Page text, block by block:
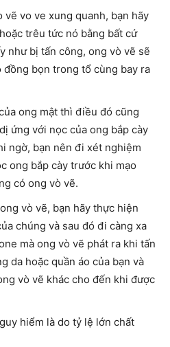
vẽ vo ve xung quanh, bạn hãy
trêu tức nó bằng bất cứ
như bị tấn công, ong vò vẽ sẽ
đồng bọn trong tổ cùng bay ra
ong mật thì điều đó cũng
ứng với nọc của ong bắp cày
ngờ, bạn nên đi xét nghiệm
ong bắp cày trước khi mạo
có ong vò vẽ.
vò vẽ, bạn hãy thực hiện
chúng và sau đó đi càng xa
mà ong vò vẽ phát ra khi tấn
da hoặc quần áo của bạn và
vò vẽ khác cho đến khi được
hiểm là do tỷ lệ lớn chất